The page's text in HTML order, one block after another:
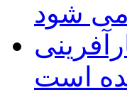
می شود
است